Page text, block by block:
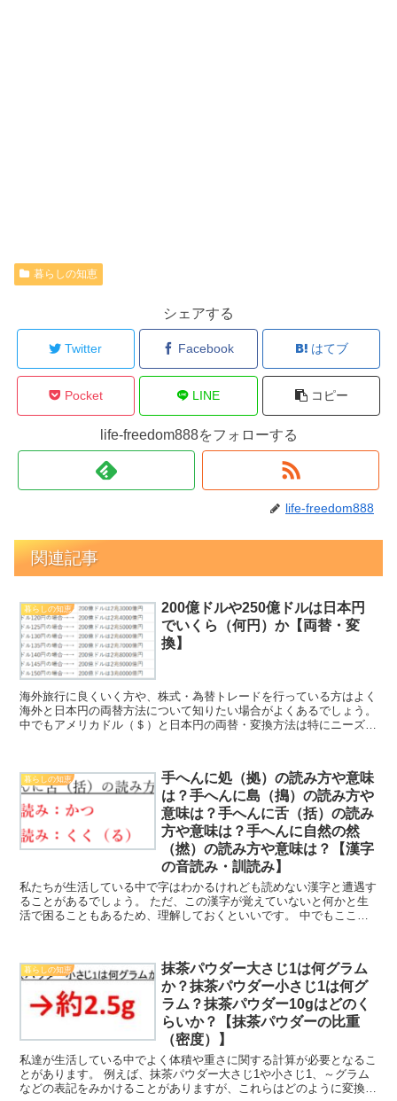
暮らしの知恵
シェアする
Twitter Facebook はてブ
Pocket LINE コピー
life-freedom888をフォローする
life-freedom888
関連記事
暮らしの知恵
200億ドルや250億ドルは日本円
でいくら（何円）か【両替・変
換】
海外旅行に良くいく方や、株式・為替トレードを行っている方はよく
海外と日本円の両替方法について知りたい場合がよくあるでしょう。
中でもアメリカドル（＄）と日本円の両替・変換方法は特にニーズが
暮らしの知恵
手へんに処（拠）の読み方や意味
は？手へんに島（搗）の読み方や
意味は？手へんに舌（括）の読み
方や意味は？手へんに自然の然
（撚）の読み方や意味は？【漢字
の音読み・訓読み】
私たちが生活している中で字はわかるけれども読めない漢字と遭遇す
ることがあるでしょう。 ただ、この漢字が覚えていないと何かと生
活で困ることもあるため、理解しておくといいです。 中でもここで
暮らしの知恵
抹茶パウダー大さじ1は何グラム
か？抹茶パウダー小さじ1は何グ
ラム？抹茶パウダー10gはどのく
らいか？【抹茶パウダーの比重
（密度）】
私達が生活している中でよく体積や重さに関する計算が必要となるこ
とがあります。 例えば、抹茶パウダー大さじ1や小さじ1、～グラム
などの表記をみかけることがありますが、これらはどのように変換で